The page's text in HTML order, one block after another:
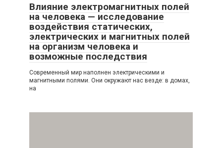
Влияние электромагнитных полей
на человека — исследование
воздействия статических,
электрических и магнитных полей
на организм человека и
возможные последствия
Современный мир наполнен электрическими и
магнитными полями. Они окружают нас везде: в домах,
на